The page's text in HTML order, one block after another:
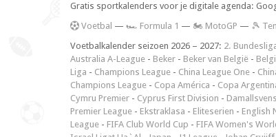
Gratis sportkalenders voor je digitale agenda:
Voetbal — 🏎️ Formula 1 — 🏍 MotoGP — 🎾
Voetbalkalender seizoen 2026 – 2027: 2.
Australia A-League - Beker - Beker van België -
Liga - Champions League - China League One -
Champions League - Copa América - Copa
Cymru Premier - Cyprus First Division -
Premier League - Ekstraklasa - Eliteserien - English
League - FIFA Club World Cup - FIFA Women's